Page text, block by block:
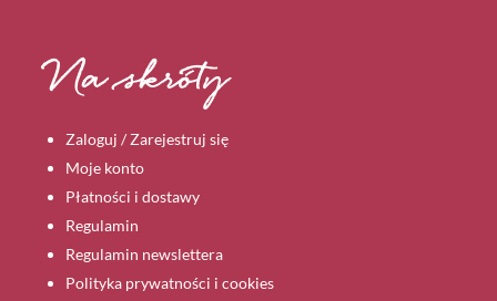
Na skróty
Zaloguj / Zarejestruj się
Moje konto
Płatności i dostawy
Regulamin
Regulamin newslettera
Polityka prywatności i cookies